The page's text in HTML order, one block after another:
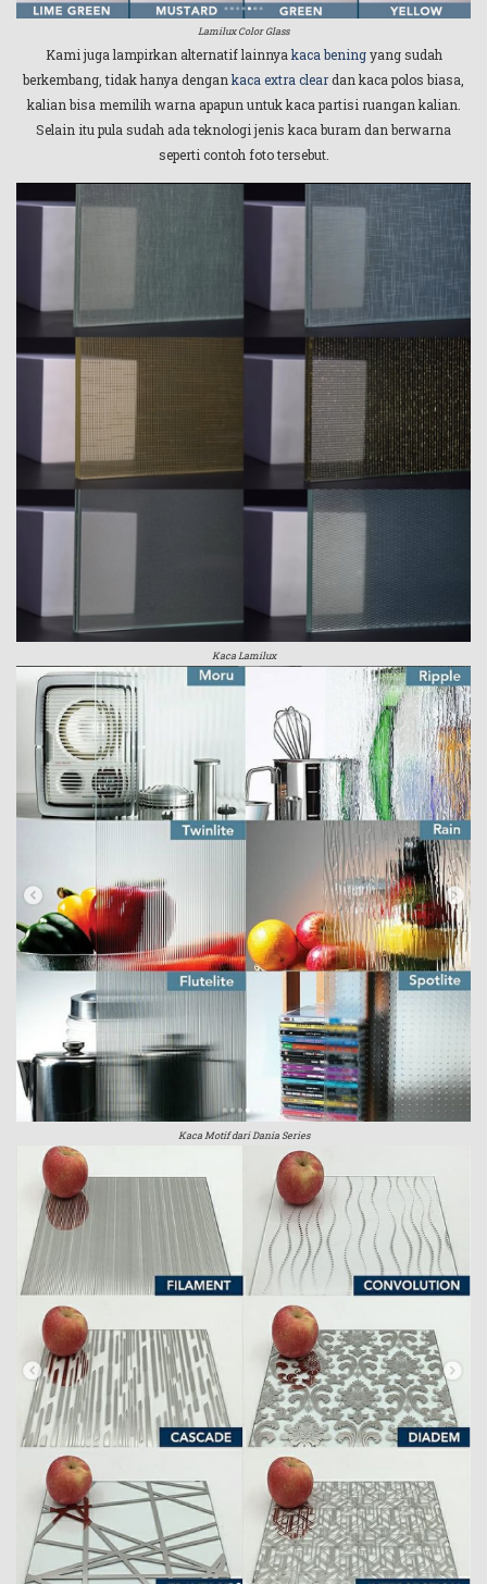
Lamilux Color Glass
Kami juga lampirkan alternatif lainnya kaca beningyang sudah
berkembang, tidak hanya dengan kaca extra cleardan kaca polos biasa,
kalian bisa memilih warna apapun untuk kaca partisi ruangan kalian.
Selain itu pula sudah ada teknologi jenis kaca buram dan berwarna
seperti contoh foto tersebut.
Kaca Lamilux
Kaca Motif dari Dania Series